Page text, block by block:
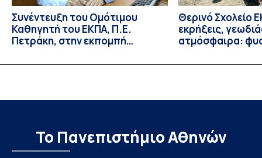
Συνέντευξη του Ομότιμου
Καθηγητή του ΕΚΠΑ, Π.Ε.
Πετράκη, στην εκπομπή
Θερινό Σχολείο
εκρήξεις,
ατμόσφαιρα:
βιολογικές
Το Πανεπιστήμιο Αθηνών